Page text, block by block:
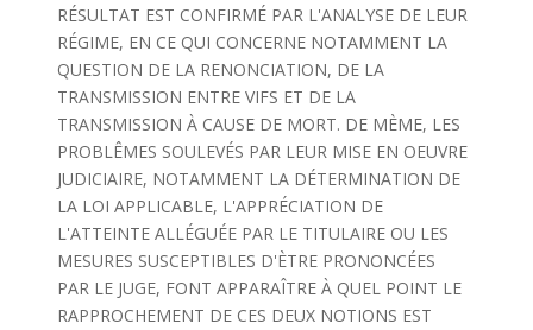
RÉSULTAT EST CONFIRMÉ PAR L'ANALYSE DE LEUR
RÉGIME, EN CE QUI CONCERNE NOTAMMENT LA
QUESTION DE LA RENONCIATION, DE LA
TRANSMISSION ENTRE VIFS ET DE LA
TRANSMISSION À CAUSE DE MORT. DE MÈME, LES
PROBLÊMES SOULEVÉS PAR LEUR MISE EN OEUVRE
JUDICIAIRE, NOTAMMENT LA DÉTERMINATION DE
LA LOI APPLICABLE, L'APPRÉCIATION DE
L'ATTEINTE ALLÉGUÉE PAR LE TITULAIRE OU LES
MESURES SUSCEPTIBLES D'ÈTRE PRONONCÉES
PAR LE JUGE, FONT APPARAÎTRE À QUEL POINT LE
RAPPROCHEMENT DE CES DEUX NOTIONS EST